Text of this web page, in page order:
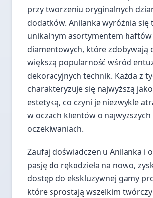
przy tworzeniu oryginalnych
dodatków. Anilanka wyróżnia się
unikalnym asortymentem haftów
diamentowych, które zdobywają
większą popularność wśród
dekoracyjnych technik. Każda z
charakteryzuje się najwyższą
estetyką, co czyni je niezwykle
w oczach klientów o najwyższych
oczekiwaniach.
Zaufaj doświadczeniu Anilanka i
pasję do rękodzieła na nowo,
dostęp do ekskluzywnej gamy
które sprostają wszelkim